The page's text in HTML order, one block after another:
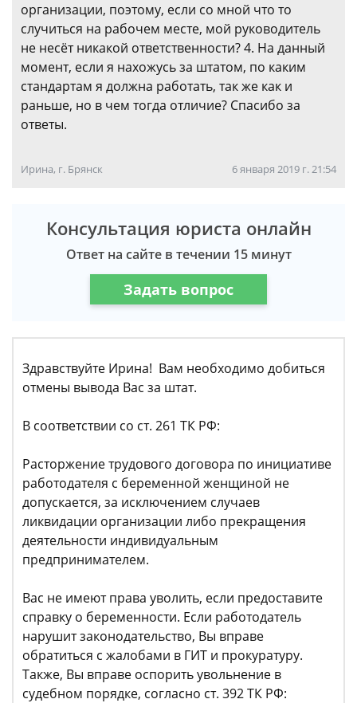
организации, поэтому, если со мной что то
случиться на рабочем месте, мой руководитель
не несёт никакой ответственности? 4. На данный
момент, если я нахожусь за штатом, по каким
стандартам я должна работать, так же как и
раньше, но в чем тогда отличие? Спасибо за
ответы.
Ирина, г. Брянск 6 января 2019 г. 21:54
Консультация юриста онлайн
Ответ на сайте в течении 15 минут
Задать вопрос
Здравствуйте Ирина! Вам необходимо добиться
отмены вывода Вас за штат.
В соответствии со ст. 261 ТК РФ:
Расторжение трудового договора по инициативе
работодателя с беременной женщиной не
допускается, за исключением случаев
ликвидации организации либо прекращения
деятельности индивидуальным
предпринимателем.
Вас не имеют права уволить, если предоставите
справку о беременности. Если работодатель
нарушит законодательство, Вы вправе
обратиться с жалобами в ГИТ и прокуратуру.
Также, Вы вправе оспорить увольнение в
судебном порядке, согласно ст. 392 ТК РФ: